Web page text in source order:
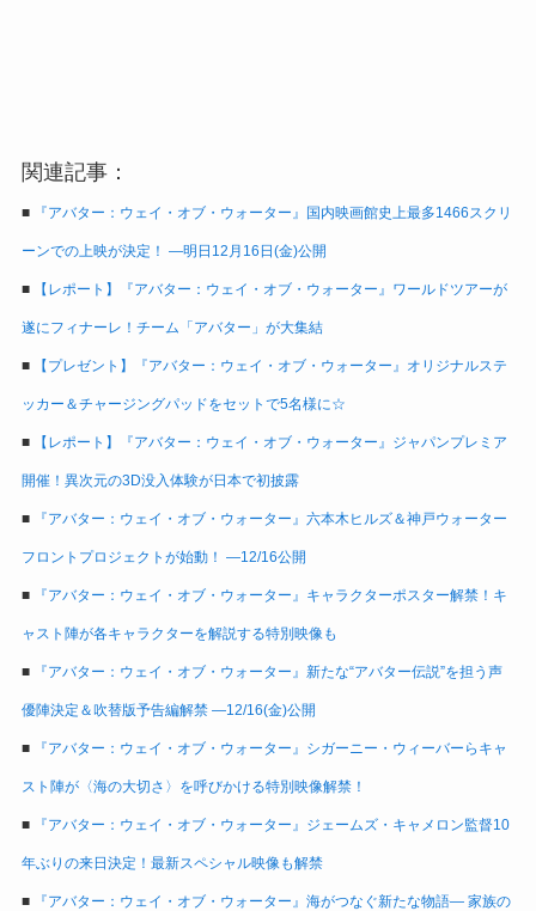
関連記事：
■ 『アバター：ウェイ・オブ・ウォーター』国内映画館史上最多1466スクリ
ーンでの上映が決定！ ―明日12月16日(金)公開
■ 【レポート】『アバター：ウェイ・オブ・ウォーター』ワールドツアーが
遂にフィナーレ！チーム「アバター」が大集結
■ 【プレゼント】『アバター：ウェイ・オブ・ウォーター』オリジナルステ
ッカー＆チャージングパッドをセットで5名様に☆
■ 【レポート】『アバター：ウェイ・オブ・ウォーター』ジャパンプレミア
開催！異次元の3D没入体験が日本で初披露
■ 『アバター：ウェイ・オブ・ウォーター』六本木ヒルズ＆神戸ウォーター
フロントプロジェクトが始動！ ―12/16公開
■ 『アバター：ウェイ・オブ・ウォーター』キャラクターポスター解禁！キ
ャスト陣が各キャラクターを解説する特別映像も
■ 『アバター：ウェイ・オブ・ウォーター』新たな“アバター伝説”を担う声
優陣決定＆吹替版予告編解禁 ―12/16(金)公開
■ 『アバター：ウェイ・オブ・ウォーター』シガーニー・ウィーバーらキャ
スト陣が〈海の大切さ〉を呼びかける特別映像解禁！
■ 『アバター：ウェイ・オブ・ウォーター』ジェームズ・キャメロン監督10
年ぶりの来日決定！最新スペシャル映像も解禁
■ 『アバター：ウェイ・オブ・ウォーター』海がつなぐ新たな物語― 家族の